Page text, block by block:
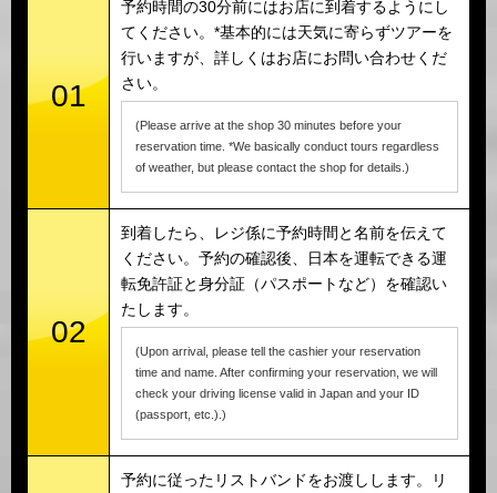
01
予約時間の30分前にはお店に到着するようにし
てください。*基本的には天気に寄らずツアーを
行いますが、詳しくはお店にお問い合わせくだ
さい。
(Please arrive at the shop 30 minutes before your
reservation time. *We basically conduct tours regardless
of weather, but please contact the shop for details.)
02
到着したら、レジ係に予約時間と名前を伝えて
ください。予約の確認後、日本を運転できる運
転免許証と身分証（パスポートなど）を確認い
たします。
(Upon arrival, please tell the cashier your reservation
time and name. After confirming your reservation, we will
check your driving license valid in Japan and your ID
(passport, etc.).)
予約に従ったリストバンドをお渡しします。リ